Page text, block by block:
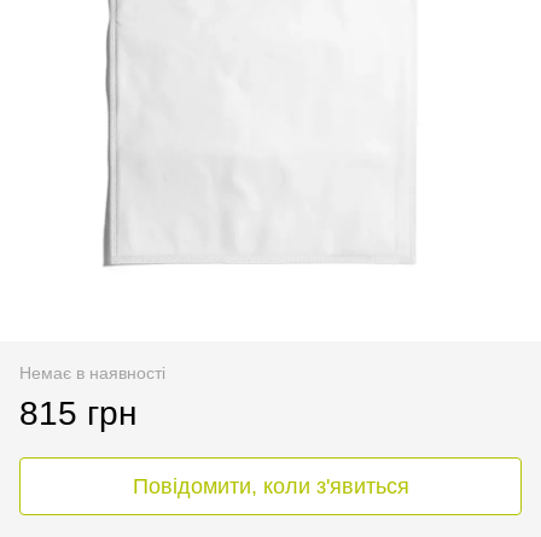
Немає в наявності
815 грн
Повідомити, коли з'явиться